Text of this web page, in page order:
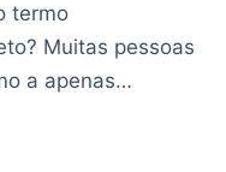
termo
Muitas pessoas
a apenas…